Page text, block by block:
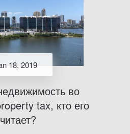
18, 2019
во
tax, кто его